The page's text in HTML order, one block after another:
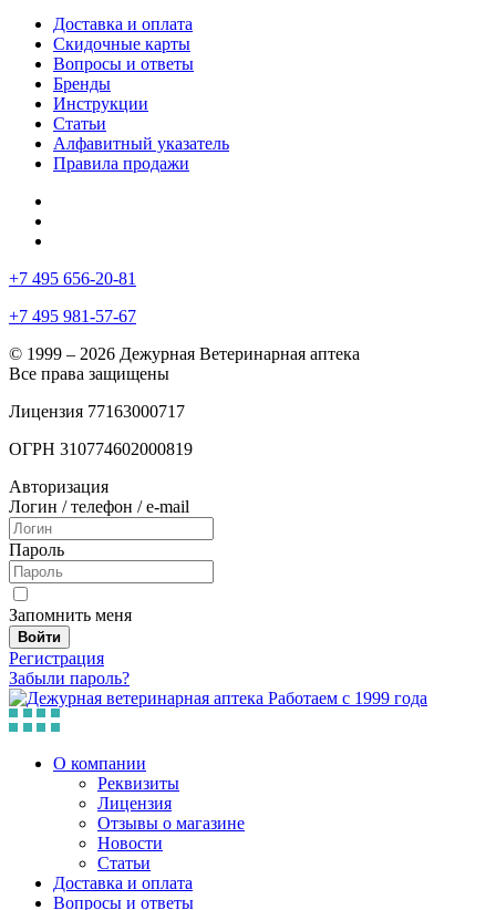
Доставка и оплата
Скидочные карты
Вопросы и ответы
Бренды
Инструкции
Статьи
Алфавитный указатель
Правила продажи
+7 495 656-20-81
+7 495 981-57-67
© 1999 – 2026 Дежурная Ветеринарная аптека
Все права защищены
Лицензия 77163000717
ОГРН 310774602000819
Авторизация
Логин / телефон / e-mail
Пароль
Запомнить меня
Войти
Регистрация
Забыли пароль?
Работаем с 1999 года
О компании
Реквизиты
Лицензия
Отзывы о магазине
Новости
Статьи
Доставка и оплата
Вопросы и ответы